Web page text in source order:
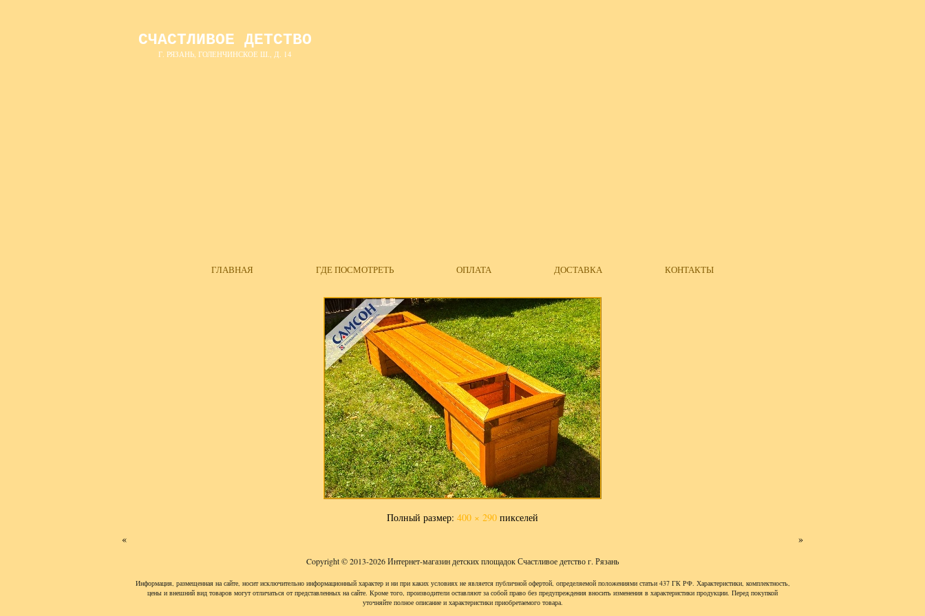
СЧАСТЛИВОЕ ДЕТСТВО
Г. РЯЗАНЬ, ГОЛЕНЧИНСКОЕ Ш., Д. 14
ГЛАВНАЯ ГДЕ ПОСМОТРЕТЬ ОПЛАТА ДОСТАВКА КОНТАКТЫ
Полный размер: 400 × 290 пикселей
«
»
Copyright © 2013-2026 Интернет-магазин детских площадок Счастливое детство г. Рязань
Информация, размещенная на сайте, носит исключительно информационный характер и ни при каких условиях не является публичной офертой, определяемой положениями статьи 437 ГК РФ. Характеристики, комплектность,
цены и внешний вид товаров могут отличаться от представленных на сайте. Кроме того, производители оставляют за собой право без предупреждения вносить изменения в характеристики продукции. Перед покупкой
уточняйте полное описание и характеристики приобретаемого товара.